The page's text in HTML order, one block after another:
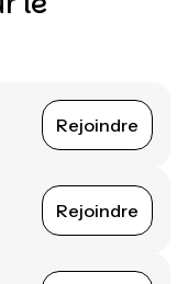
Rejoindre
Rejoindre